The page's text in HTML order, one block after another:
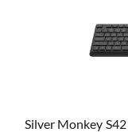
Silver Monkey